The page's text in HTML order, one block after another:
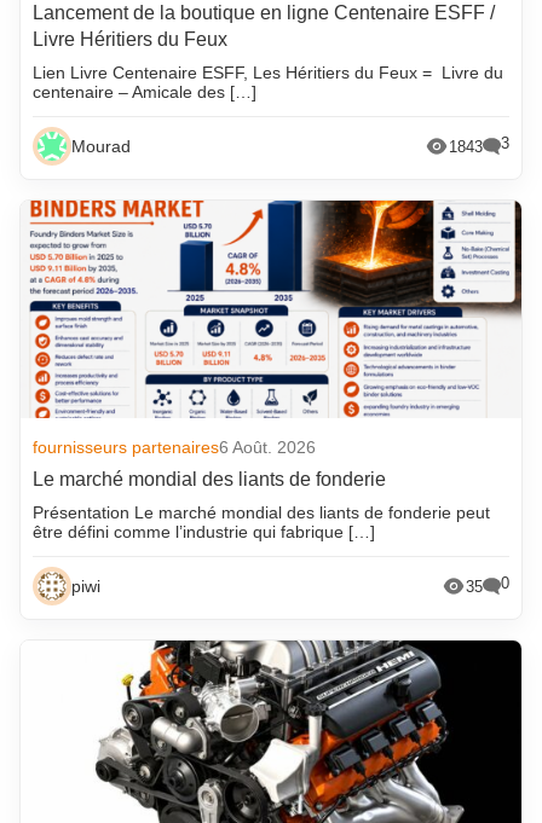
Lancement de la boutique en ligne Centenaire ESFF /
Livre Héritiers du Feux
Lien Livre Centenaire ESFF, Les Héritiers du Feux = Livre du
centenaire – Amicale des […]
Mourad 1843 3
fournisseurs partenaires6 Août. 2026
Le marché mondial des liants de fonderie
Présentation Le marché mondial des liants de fonderie peut
être défini comme l’industrie qui fabrique […]
piwi 35 0